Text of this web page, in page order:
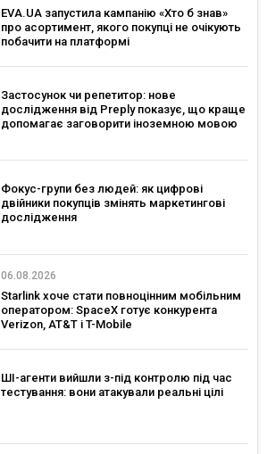
EVA.UA запустила кампанію «Хто б знав»
про асортимент, якого покупці не очікують
побачити на платформі
Застосунок чи репетитор: нове
дослідження від Preply показує, що краще
допомагає заговорити іноземною мовою
Фокус-групи без людей: як цифрові
двійники покупців змінять маркетингові
дослідження
06.08.2026
Starlink хоче стати повноцінним мобільним
оператором: SpaceX готує конкурента
Verizon, AT&T і T-Mobile
ШІ-агенти вийшли з-під контролю під час
тестування: вони атакували реальні цілі